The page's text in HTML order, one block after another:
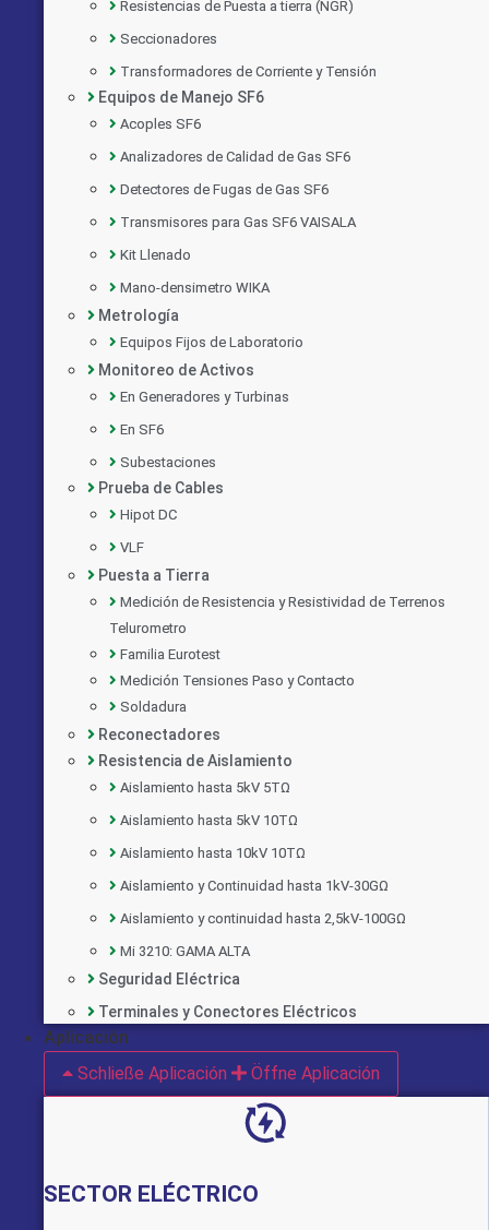
Resistencias de Puesta a tierra (NGR)
Seccionadores
Transformadores de Corriente y Tensión
Equipos de Manejo SF6
Acoples SF6
Analizadores de Calidad de Gas SF6
Detectores de Fugas de Gas SF6
Transmisores para Gas SF6 VAISALA
Kit Llenado
Mano-densimetro WIKA
Metrología
Equipos Fijos de Laboratorio
Monitoreo de Activos
En Generadores y Turbinas
En SF6
Subestaciones
Prueba de Cables
Hipot DC
VLF
Puesta a Tierra
Medición de Resistencia y Resistividad de Terrenos
Telurometro
Familia Eurotest
Medición Tensiones Paso y Contacto
Soldadura
Reconectadores
Resistencia de Aislamiento
Aislamiento hasta 5kV 5TΩ
Aislamiento hasta 5kV 10TΩ
Aislamiento hasta 10kV 10TΩ
Aislamiento y Continuidad hasta 1kV-30GΩ
Aislamiento y continuidad hasta 2,5kV-100GΩ
Mi 3210: GAMA ALTA
Seguridad Eléctrica
Terminales y Conectores Eléctricos
Aplicación
Schließe Aplicación
Öffne Aplicación
Implementado por:
SECTOR ELÉCTRICO